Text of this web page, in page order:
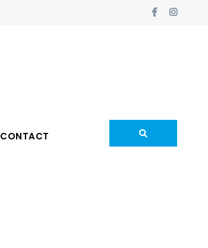
CONTACT